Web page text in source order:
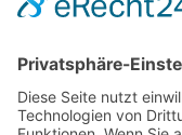
Sie befinden sich
Die angezeigten
werden im Zuge